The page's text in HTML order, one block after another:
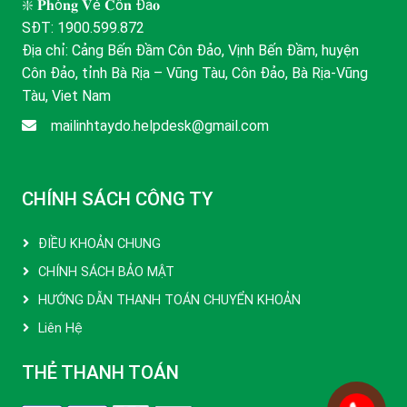
❇️ 𝐏𝐡ò𝐧𝐠 𝐕é 𝐂ô𝐧 Đả𝐨
SĐT: 1900.599.872
Địa chỉ: Cảng Bến Đầm Côn Đảo, Vịnh Bến Đầm, huyện
Côn Đảo, tỉnh Bà Rịa – Vũng Tàu, Côn Đảo, Bà Rịa-Vũng
Tàu, Viet Nam
mailinhtaydo.helpdesk@gmail.com
CHÍNH SÁCH CÔNG TY
ĐIỀU KHOẢN CHUNG
CHÍNH SÁCH BẢO MẬT
HƯỚNG DẪN THANH TOÁN CHUYỂN KHOẢN
Liên Hệ
THẺ THANH TOÁN